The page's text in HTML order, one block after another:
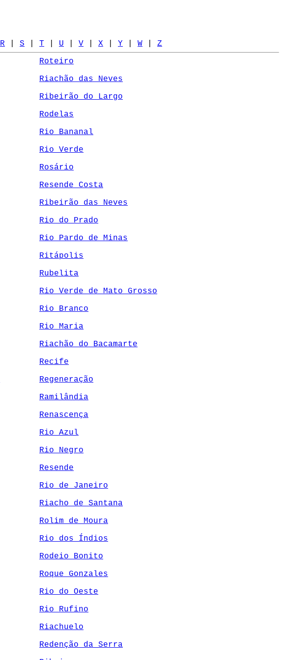
R S T U V X Y W
Z
Roteiro
Riachão das Neves
Ribeirão do Largo
Rodelas
Rio Bananal
Rio Verde
Rosário
Resende Costa
Ribeirão das Neves
Rio do Prado
Rio Pardo de Minas
Ritápolis
Rubelita
Rio Verde de Mato Grosso
Rio Branco
Rio Maria
Riachão do Bacamarte
Recife
Regeneração
Ramilândia
Renascença
Rio Azul
Rio Negro
Resende
Rio de Janeiro
Riacho de Santana
Rolim de Moura
Rio dos Índios
Rodeio Bonito
Roque Gonzales
Rio do Oeste
Rio Rufino
Riachuelo
Redenção da Serra